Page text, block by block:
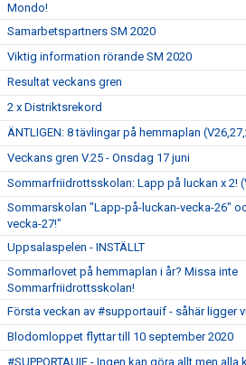
Mondo!
Samarbetspartners SM 2020
Viktig information rörande SM 2020
Resultat veckans gren
2 x Distriktsrekord
ÄNTLIGEN: 8 tävlingar på hemmaplan
Veckans gren V.25 - Onsdag 17 juni
Sommarfriidrottsskolan: Lapp på luckan x 2!
Sommarskolan "Lapp-på-luckan-vecka-26"
vecka-27!"
Uppsalaspelen - INSTÄLLT
Sommarlovet på hemmaplan i år? Missa inte
Sommarfriidrottsskolan!
Första veckan av #supportauif - såhär ligger
Blodomloppet flyttar till 10 september 2020
#SUPPORTAUIF - Ingen kan göra allt men alla